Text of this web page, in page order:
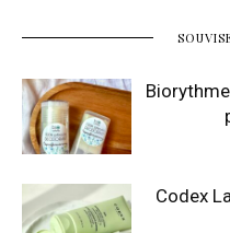
Codex